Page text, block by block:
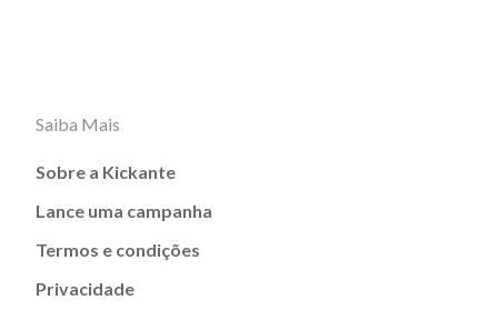
Saiba Mais
Sobre a Kickante
Lance uma campanha
Termos e condições
Privacidade